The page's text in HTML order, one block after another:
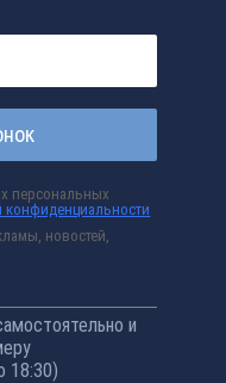
персональных
конфиденциальности
новостей,
и
18:30)